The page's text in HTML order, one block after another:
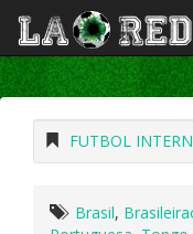
FUTBOL
Brasil,